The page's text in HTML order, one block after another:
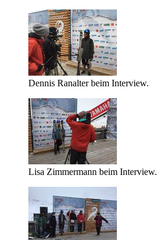
Dennis Ranalter beim Interview.
Lisa Zimmermann beim Interview.